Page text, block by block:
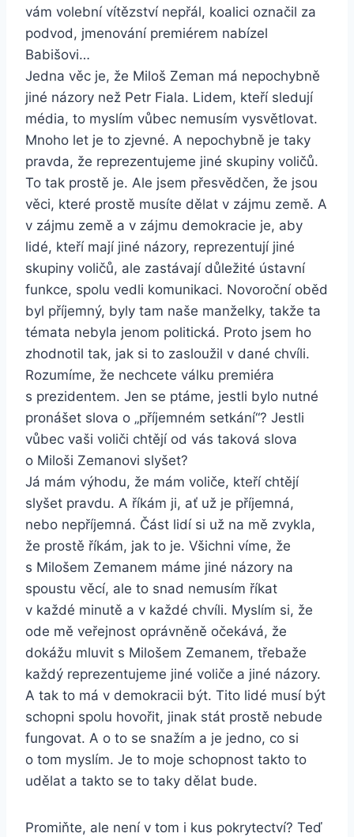
vám volební vítězství nepřál, koalici označil za
podvod, jmenování premiérem nabízel
Babišovi…
Jedna věc je, že Miloš Zeman má nepochybně
jiné názory než Petr Fiala. Lidem, kteří sledují
média, to myslím vůbec nemusím vysvětlovat.
Mnoho let je to zjevné. A nepochybně je taky
pravda, že reprezentujeme jiné skupiny voličů.
To tak prostě je. Ale jsem přesvědčen, že jsou
věci, které prostě musíte dělat v zájmu země. A
v zájmu země a v zájmu demokracie je, aby
lidé, kteří mají jiné názory, reprezentují jiné
skupiny voličů, ale zastávají důležité ústavní
funkce, spolu vedli komunikaci. Novoroční oběd
byl příjemný, byly tam naše manželky, takže ta
témata nebyla jenom politická. Proto jsem ho
zhodnotil tak, jak si to zasloužil v dané chvíli.
Rozumíme, že nechcete válku premiéra
s prezidentem. Jen se ptáme, jestli bylo nutné
pronášet slova o „příjemném setkání“? Jestli
vůbec vaši voliči chtějí od vás taková slova
o Miloši Zemanovi slyšet?
Já mám výhodu, že mám voliče, kteří chtějí
slyšet pravdu. A říkám ji, ať už je příjemná,
nebo nepříjemná. Část lidí si už na mě zvykla,
že prostě říkám, jak to je. Všichni víme, že
s Milošem Zemanem máme jiné názory na
spoustu věcí, ale to snad nemusím říkat
v každé minutě a v každé chvíli. Myslím si, že
ode mě veřejnost oprávněně očekává, že
dokážu mluvit s Milošem Zemanem, třebaže
každý reprezentujeme jiné voliče a jiné názory.
A tak to má v demokracii být. Tito lidé musí být
schopni spolu hovořit, jinak stát prostě nebude
fungovat. A o to se snažím a je jedno, co si
o tom myslím. Je to moje schopnost takto to
udělat a takto se to taky dělat bude.
Promiňte, ale není v tom i kus pokrytectví? Teď